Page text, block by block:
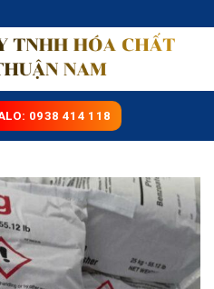
0938 414 118